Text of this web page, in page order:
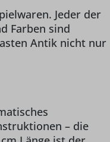
Jeder der
Farben sind
Antik nicht nur
– die